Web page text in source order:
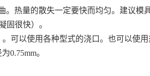
。热量的散失一定要快而均匀。建议
凝固很快）。
可以使用各种型式的浇口。也可以使
0.75mm。